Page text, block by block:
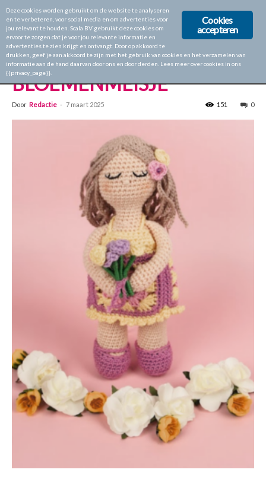
Home Aan de Haak Amigurumi Magazine 19
Aan de Haak Amigurumi Magazine 19
BLOEMENMEISJE
Door Redactie - 7 maart 2025 0
151
Cookies
accepteren
Deze cookies worden gebruikt om de website te analyseren
en te verbeteren, voor social media en om advertenties voor
jou relevant te houden. Scala BV gebruikt deze cookies om
ervoor te zorgen dat je voor jou relevante informatie en
advertenties te zien krijgt en ontvangt. Door op akkoord te
drukken, geef je aan akkoord te zijn met het gebruik van cookies en het verzamelen van
informatie aan de hand daarvan door ons en door derden. Lees meer over cookies in ons
{{privacy_page}}.